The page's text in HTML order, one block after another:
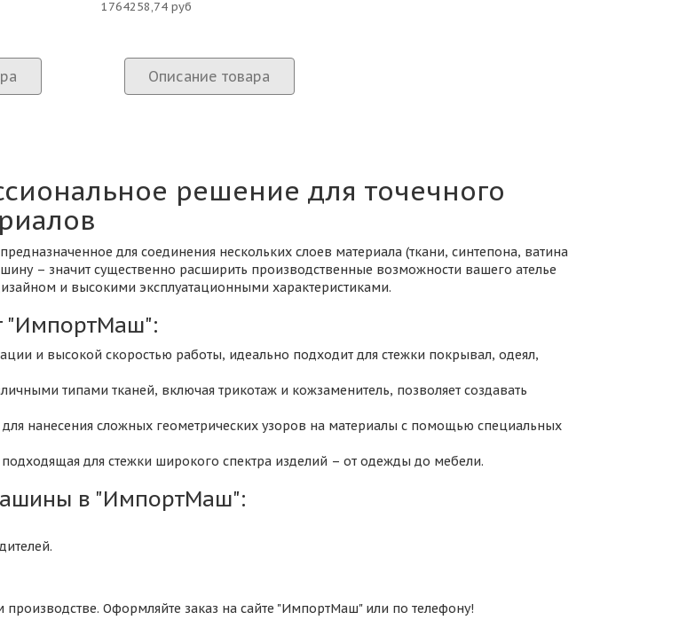
1764258,74 руб
Описание товара
решение для точечного
для соединения нескольких слоев материала (ткани, синтепона, ватина
– значит существенно расширить производственные возможности вашего ателье
и высокими эксплуатационными характеристиками.
"ИмпортМаш":
и высокой скоростью работы, идеально подходит для стежки покрывал, одеял,
типами тканей, включая трикотаж и кожзаменитель, позволяет создавать
нанесения сложных геометрических узоров на материалы с помощью специальных
для стежки широкого спектра изделий – от одежды до мебели.
в "ИмпортМаш":
Оформляйте заказ на сайте "ИмпортМаш" или по телефону!